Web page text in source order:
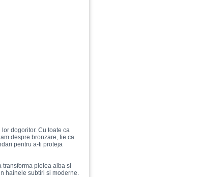
dogoritor. Cu toate ca
despre bronzare, fie ca
pentru a-ti proteja
transforma pielea alba si
hainele subtiri si moderne.